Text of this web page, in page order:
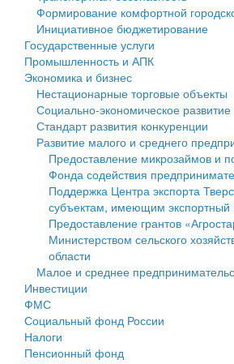
Государственные услуги
Промышленность и АПК
Экономика и бизнес
Символика
Устав
Гостям округа
Туризм
Культура
Образование
Здравоохранение
Социальная защита
Фотоальбом
муниципального округа Тверской
Администрация Кашинского
Тверской области
Управление сельскими территориями
Открытые данные
Работа с обращениями граждан
Муниципальный контроль
Муниципальные услуги
Проекты административных
Антимонопольный комплаенс
Противодействие коррупции
Финансовое управление
Бюджет для граждан
Имущество
Выявление правообладателей ранее
объектов недвижимости
Имущественная поддержка
среднего предпринимательства
Информационная поддержка
среднего предпринимательства
Муниципальные программы
Контрольно-счетная палата
Формирование комфортной
Инициативное бюджетирование
Государственные услуги
Промышленность и АПК
Экономика и бизнес
Нестационарные торговые объекты
Социально-экономическое развитие
Стандарт развития конкуренции
Развитие малого и среднего
Предоставление микрозаймов и
Фонда содействия
Поддержка Центра экспорта
субъектам, имеющим экспортный
Предоставление грантов
Министерством сельского
области
Малое и среднее
Инвестиции
ФМС
Социальный фонд России
Налоги
Пенсионный фонд